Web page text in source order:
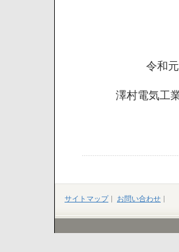
令和元年7
澤村電気工業
サイトマップ お問い合わせ